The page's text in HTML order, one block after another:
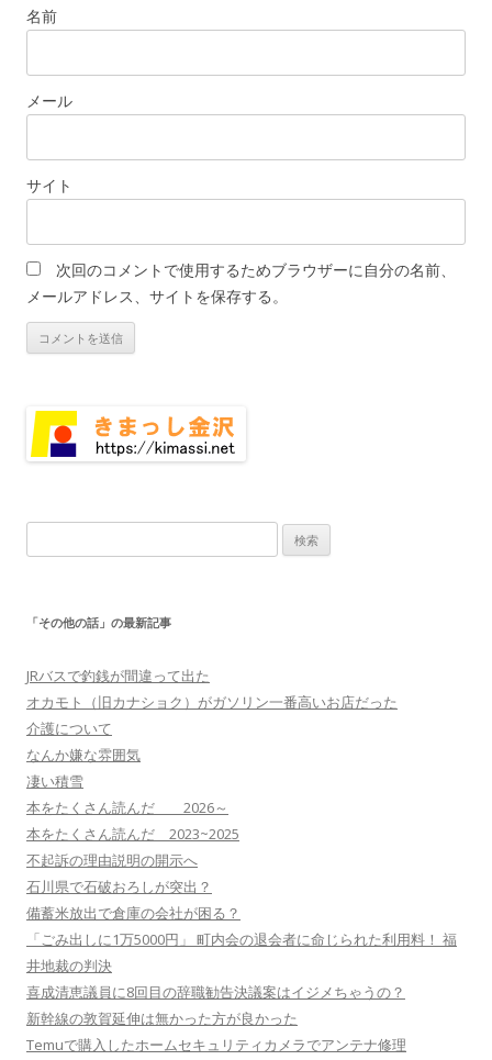
名前
メール
サイト
次回のコメントで使用するためブラウザーに自分の名前、
メールアドレス、サイトを保存する。
索:
「その他の話」の最新記事
JRバスで釣銭が間違って出た
オカモト（旧カナショク）がガソリン一番高いお店だった
介護について
なんか嫌な雰囲気
凄い積雪
本をたくさん読んだ 2026～
本をたくさん読んだ 2023~2025
不起訴の理由説明の開示へ
石川県で石破おろしが突出？
備蓄米放出で倉庫の会社が困る？
「ごみ出しに1万5000円」 町内会の退会者に命じられた利用料！ 福
井地裁の判決
喜成清恵議員に8回目の辞職勧告決議案はイジメちゃうの？
新幹線の敦賀延伸は無かった方が良かった
Temuで購入したホームセキュリティカメラでアンテナ修理